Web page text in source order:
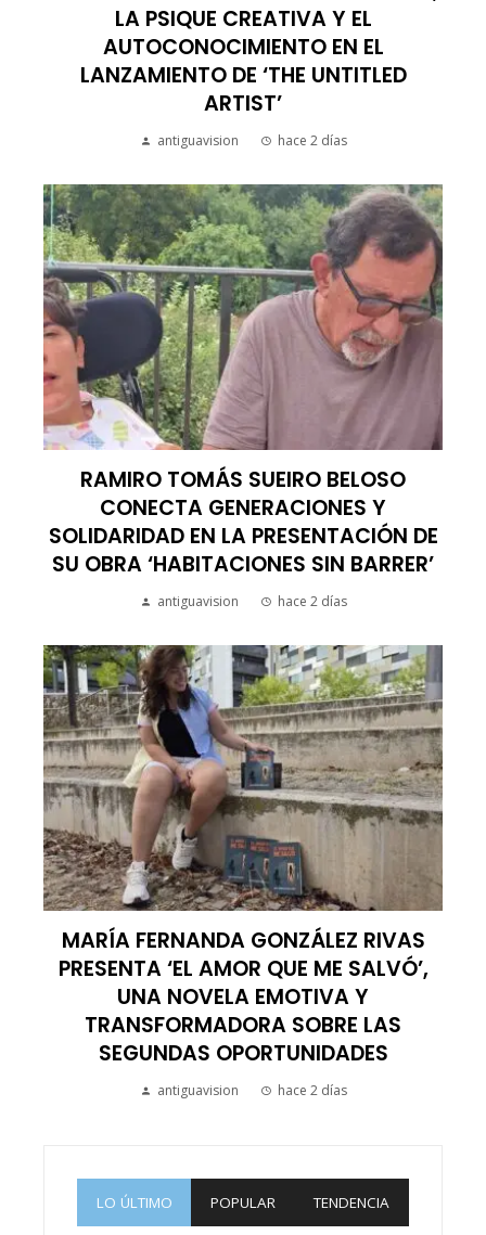
LA PSIQUE CREATIVA Y EL
AUTOCONOCIMIENTO EN EL
LANZAMIENTO DE ‘THE UNTITLED
ARTIST’
antiguavision hace 2 días
RAMIRO TOMÁS SUEIRO BELOSO
CONECTA GENERACIONES Y
SOLIDARIDAD EN LA PRESENTACIÓN DE
SU OBRA ‘HABITACIONES SIN BARRER’
antiguavision hace 2 días
MARÍA FERNANDA GONZÁLEZ RIVAS
PRESENTA ‘EL AMOR QUE ME SALVÓ’,
UNA NOVELA EMOTIVA Y
TRANSFORMADORA SOBRE LAS
SEGUNDAS OPORTUNIDADES
antiguavision hace 2 días
LO ÚLTIMO POPULAR TENDENCIA